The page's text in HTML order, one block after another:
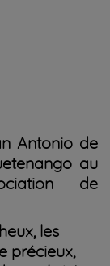
Antonio de
au
de
les
précieux,